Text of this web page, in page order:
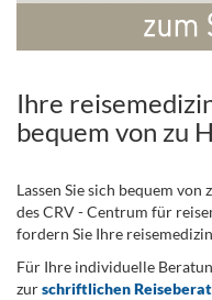
Ihre
bequem von zu
Lassen Sie sich bequem
des CRV - Centrum für
fordern Sie Ihre
Für Ihre individuelle
zurschriftlichen